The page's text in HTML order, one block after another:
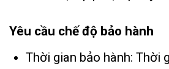
Yêu cầu chế độ bảo hành
Thời gian bảo hành: Thời